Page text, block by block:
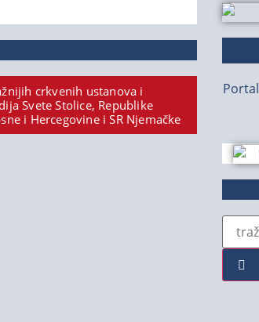
crkvenih ustanova i
Svete Stolice, Republike
i Hercegovine i SR Njemačke